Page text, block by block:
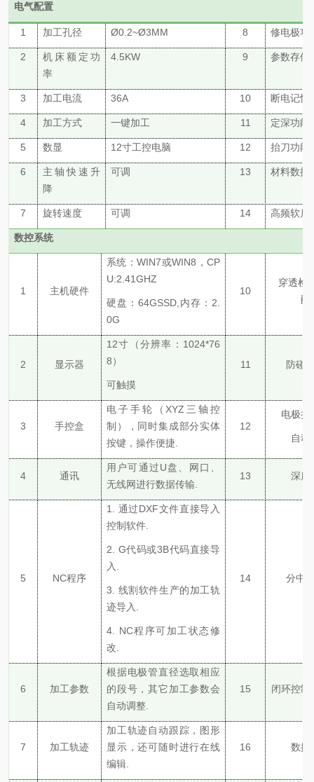
电气配置
1 加工孔径 Ø0. 2~Ø3MM 8 修电极功
2
机床额定功
率
4. 5KW 9 参数存储
3 加工电流 36A 10 断电记忆
4 加工方式 一键加工 11 定深功能
5 数显 12寸工控电脑 12 抬刀功能
6
主轴快速升
降
可调 13 材料数据
7 旋转速度 可调 14 高频软启
数控系统
1 主机硬件
系统：WIN7或WIN8，CP
U:2.41GHZ
硬盘： 64GSSD,内存：2.
0G
10
穿透检
配
2 显示器
12寸（分辨率：1024*76
8）
可触摸
11 防碰
3 手控盒
电子手轮（ XYZ三轴控
制），同时集成部分实体
按键，操作便捷
12
电极损
自动
4 通讯
用户可通过U盘、网口、
无线网进行数据传输
13 深度
5 NC程序
1. 通过DXF文件直接导入
控制软件.
2. G代码或3B代码直接导
入.
3. 线割软件生产的加工轨
迹导入
4. NC程序可加工状态修
改.
14 分中
6 加工参数
根据电极管直径选取相应
的段号，其它加工参数会
自动调整
15 闭环控制
7 加工轨迹
加工轨迹自动跟踪， 图形
显示，还可随时进行在线
编辑
16 数据